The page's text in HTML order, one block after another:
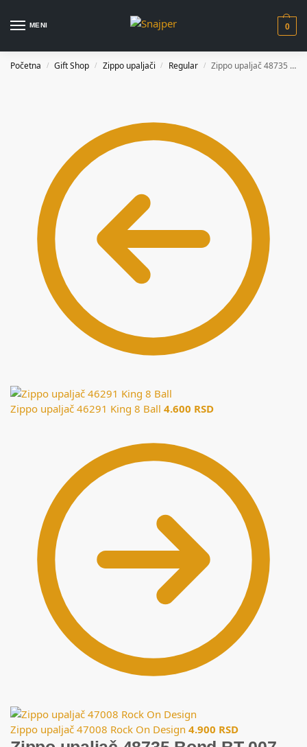
MENI 0
Početna / Gift Shop / Zippo upaljači / Regular / Zippo upaljač 48735 Bond BT 007
Zippo upaljač 46291 King 8 Ball 4.600 RSD
Zippo upaljač 47008 Rock On Design 4.900 RSD